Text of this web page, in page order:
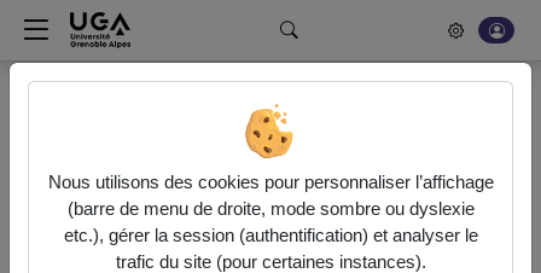
Rechercher un média sur POD
0 vidéo trouvée
Audio Vidéo Statistiques de vues
Nous utilisons des cookies pour personnaliser l’affichage
(barre de menu de droite, mode sombre ou dyslexie
etc.), gérer la session (authentification) et analyser le
trafic du site (pour certaines instances).